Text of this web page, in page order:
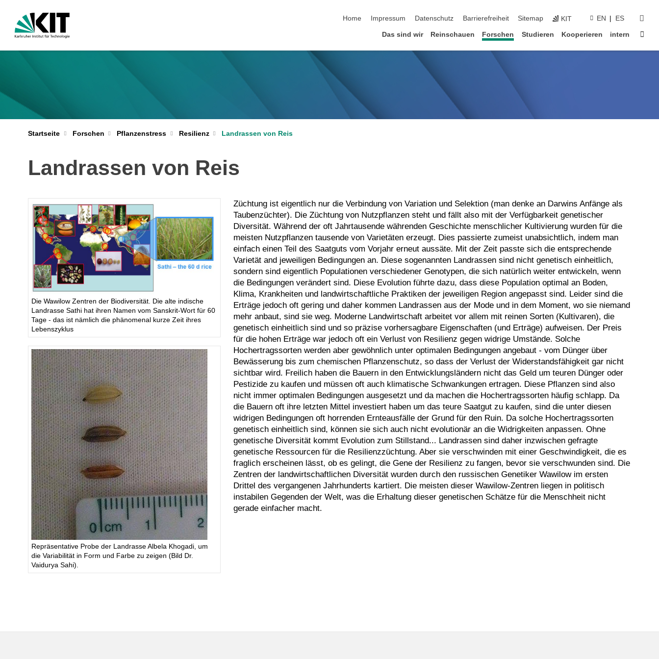
Home
Impressum Datenschutz Barrierefreiheit Sitemap KIT EN ES
Das sind wir Reinschauen Forschen Studieren Kooperieren intern
Startseite Forschen Pflanzenstress Resilienz Landrassen von Reis
Landrassen von Reis
Die Wawilow Zentren der Biodiversität. Die alte indische
Landrasse Sathi hat ihren Namen vom Sanskrit-Wort für 60
Tage - das ist nämlich die phänomenal kurze Zeit ihres
Lebenszyklus
Repräsentative Probe der Landrasse Albela Khogadi, um
die Variabilität in Form und Farbe zu zeigen (Bild Dr.
Vaidurya Sahi).
Züchtung ist eigentlich nur die Verbindung von Variation und Selektion (man denke an Darwins Anfänge als
Taubenzüchter). Die Züchtung von Nutzpflanzen steht und fällt also mit der Verfügbarkeit genetischer
Diversität. Während der oft Jahrtausende währenden Geschichte menschlicher Kultivierung wurden für die
meisten Nutzpflanzen tausende von Varietäten erzeugt. Dies passierte zumeist unabsichtlich, indem man
einfach einen Teil des Saatguts vom Vorjahr erneut aussäte. Mit der Zeit passte sich die entsprechende
Varietät and jeweiligen Bedingungen an. Diese sogenannten Landrassen sind nicht genetisch einheitlich,
sondern sind eigentlich Populationen verschiedener Genotypen, die sich natürlich weiter entwickeln, wenn
die Bedingungen verändert sind. Diese Evolution führte dazu, dass diese Population optimal an Boden,
Klima, Krankheiten und landwirtschaftliche Praktiken der jeweiligen Region angepasst sind. Leider sind die
Erträge jedoch oft gering und daher kommen Landrassen aus der Mode und in dem Moment, wo sie niemand
mehr anbaut, sind sie weg. Moderne Landwirtschaft arbeitet vor allem mit reinen Sorten (Kultivaren), die
genetisch einheitlich sind und so präzise vorhersagbare Eigenschaften (und Erträge) aufweisen. Der Preis
für die hohen Erträge war jedoch oft ein Verlust von Resilienz gegen widrige Umstände. Solche
Hochertragssorten werden aber gewöhnlich unter optimalen Bedingungen angebaut - vom Dünger über
Bewässerung bis zum chemischen Pflanzenschutz, so dass der Verlust der Widerstandsfähigkeit gar nicht
sichtbar wird. Freilich haben die Bauern in den Entwicklungsländern nicht das Geld um teuren Dünger oder
Pestizide zu kaufen und müssen oft auch klimatische Schwankungen ertragen. Diese Pflanzen sind also
nicht immer optimalen Bedingungen ausgesetzt und da machen die Hochertragssorten häufig schlapp. Da
die Bauern oft ihre letzten Mittel investiert haben um das teure Saatgut zu kaufen, sind die unter diesen
widrigen Bedingungen oft horrenden Ernteausfälle der Grund für den Ruin. Da solche Hochertragssorten
genetisch einheitlich sind, können sie sich auch nicht evolutionär an die Widrigkeiten anpassen. Ohne
genetische Diversität kommt Evolution zum Stillstand... Landrassen sind daher inzwischen gefragte
genetische Ressourcen für die Resilienzzüchtung. Aber sie verschwinden mit einer Geschwindigkeit, die es
fraglich erscheinen lässt, ob es gelingt, die Gene der Resilienz zu fangen, bevor sie verschwunden sind. Die
Zentren der landwirtschaftlichen Diversität wurden durch den russischen Genetiker Wawilow im ersten
Drittel des vergangenen Jahrhunderts kartiert. Die meisten dieser Wawilow-Zentren liegen in politisch
instabilen Gegenden der Welt, was die Erhaltung dieser genetischen Schätze für die Menschheit nicht
gerade einfacher macht.